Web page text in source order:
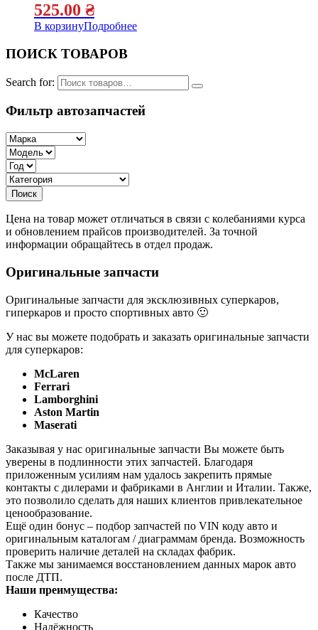
525.00 ₴
В корзинуПодробнее
ПОИСК ТОВАРОВ
Search for:
Фильтр автозапчастей
Цена на товар может отличаться в связи с колебаниями курса
и обновлением прайсов производителей. За точной
информации обращайтесь в отдел продаж.
Оригинальные запчасти
Оригинальные запчасти для эксклюзивных суперкаров,
гиперкаров и просто спортивных авто 🙂
У нас вы можете подобрать и заказать оригинальные запчасти
для суперкаров:
McLaren
Ferrari
Lamborghini
Aston Martin
Maserati
Заказывая у нас оригинальные запчасти Вы можете быть
уверены в подлинности этих запчастей. Благодаря
приложенным усилиям нам удалось закрепить прямые
контакты с дилерами и фабриками в Англии и Италии. Также,
это позволило сделать для наших клиентов привлекательное
ценообразование.
Ещё один бонус – подбор запчастей по VIN коду авто и
оригинальным каталогам / диаграммам бренда. Возможность
проверить наличие деталей на складах фабрик.
Также мы занимаемся восстановлением данных марок авто
после ДТП.
Наши преимущества:
Качество
Надёжность